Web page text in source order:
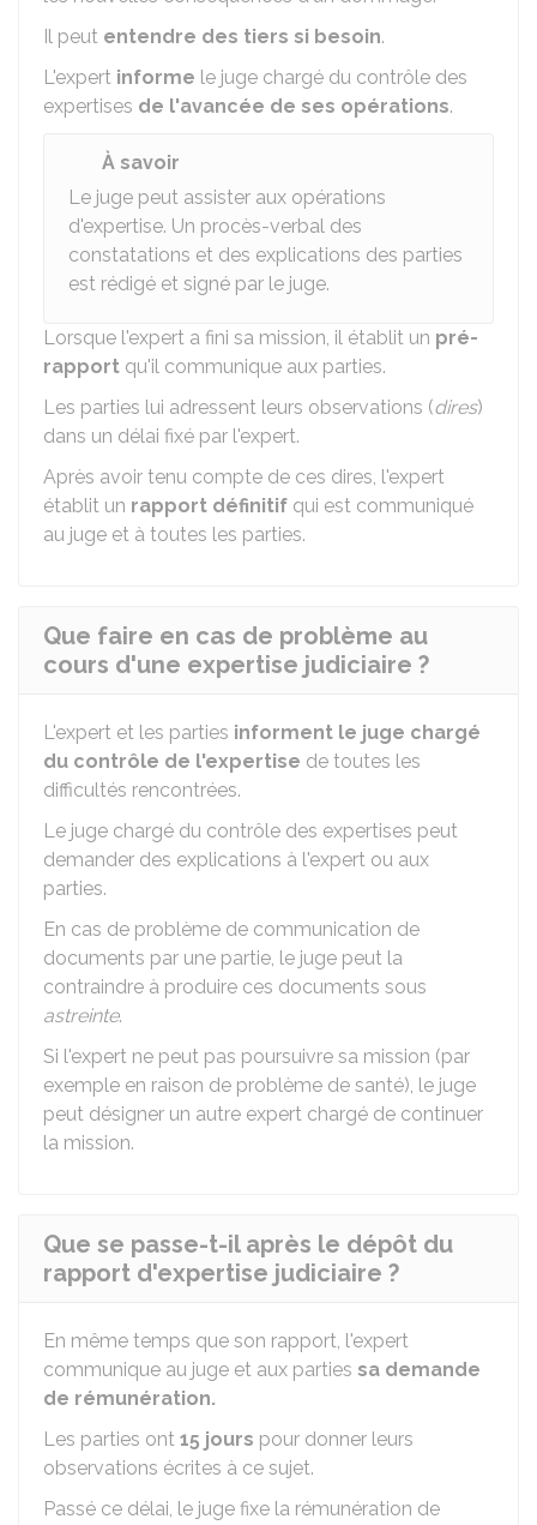
Il peut entendre des tiers si besoin.
L'expert informe le juge chargé du contrôle des
expertises de l'avancée de ses opérations.
À savoir
Le juge peut assister aux opérations
d'expertise. Un procès-verbal des
constatations et des explications des parties
est rédigé et signé par le juge.
Lorsque l'expert a fini sa mission, il établit un pré-
rapport qu'il communique aux parties.
Les parties lui adressent leurs observations (dires)
dans un délai fixé par l'expert.
Après avoir tenu compte de ces dires, l'expert
établit un rapport définitif qui est communiqué
au juge et à toutes les parties.
Que faire en cas de problème au
cours d'une expertise judiciaire ?
L'expert et les parties informent le juge chargé
du contrôle de l'expertise de toutes les
difficultés rencontrées.
Le juge chargé du contrôle des expertises peut
demander des explications à l'expert ou aux
parties.
En cas de problème de communication de
documents par une partie, le juge peut la
contraindre à produire ces documents sous
astreinte.
Si l'expert ne peut pas poursuivre sa mission (par
exemple en raison de problème de santé), le juge
peut désigner un autre expert chargé de continuer
la mission.
Que se passe-t-il après le dépôt du
rapport d'expertise judiciaire ?
En même temps que son rapport, l'expert
communique au juge et aux parties sa demande
de rémunération.
Les parties ont 15 jours pour donner leurs
observations écrites à ce sujet.
Passé ce délai, le juge fixe la rémunération de